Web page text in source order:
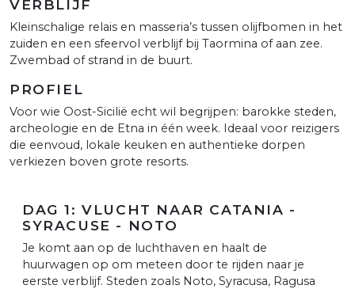
VERBLIJF
Kleinschalige relais en masseria’s tussen olijfbomen in het
zuiden en een sfeervol verblijf bij Taormina of aan zee.
Zwembad of strand in de buurt.
PROFIEL
Voor wie Oost-Sicilië echt wil begrijpen: barokke steden,
archeologie en de Etna in één week. Ideaal voor reizigers
die eenvoud, lokale keuken en authentieke dorpen
verkiezen boven grote resorts.
DAG 1: VLUCHT NAAR CATANIA -
SYRACUSE - NOTO
Je komt aan op de luchthaven en haalt de
huurwagen op om meteen door te rijden naar je
eerste verblijf. Steden zoals Noto, Syracusa, Ragusa